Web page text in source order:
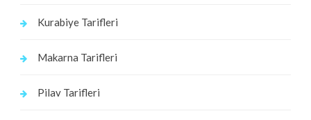
Kurabiye Tarifleri
Makarna Tarifleri
Pilav Tarifleri